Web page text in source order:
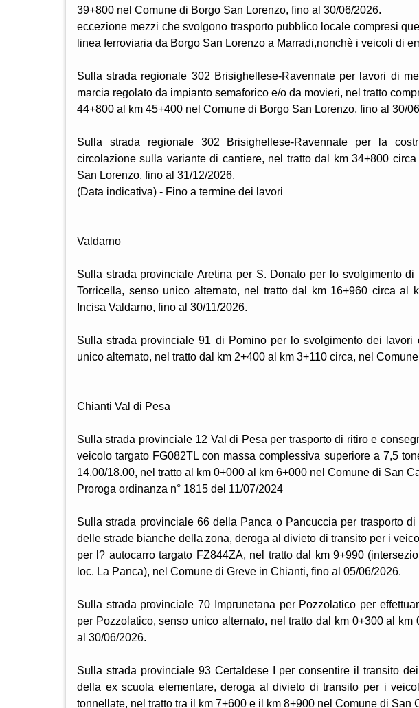
39+800 nel Comune di Borgo San Lorenzo, fino al 30/06/2026.
eccezione mezzi che svolgono trasporto pubblico locale compresi
linea ferroviaria da Borgo San Lorenzo a Marradi,nonchè i veicoli di
Sulla strada regionale 302 Brisighellese-Ravennate per lavori di
marcia regolato da impianto semaforico e/o da movieri, nel tratto
44+800 al km 45+400 nel Comune di Borgo San Lorenzo, fino al 30/
Sulla strada regionale 302 Brisighellese-Ravennate per la
circolazione sulla variante di cantiere, nel tratto dal km 34+800
San Lorenzo, fino al 31/12/2026.
(Data indicativa) - Fino a termine dei lavori
Valdarno
Sulla strada provinciale Aretina per S. Donato per lo svolgimento
Torricella, senso unico alternato, nel tratto dal km 16+960 circa al
Incisa Valdarno, fino al 30/11/2026.
Sulla strada provinciale 91 di Pomino per lo svolgimento dei lavori
unico alternato, nel tratto dal km 2+400 al km 3+110 circa, nel
Chianti Val di Pesa
Sulla strada provinciale 12 Val di Pesa per trasporto di ritiro e
veicolo targato FG082TL con massa complessiva superiore a 7,5
14.00/18.00, nel tratto al km 0+000 al km 6+000 nel Comune di San
Proroga ordinanza n° 1815 del 11/07/2024
Sulla strada provinciale 66 della Panca o Pancuccia per trasporto
delle strade bianche della zona, deroga al divieto di transito per i
per l? autocarro targato FZ844ZA, nel tratto dal km 9+990
loc. La Panca), nel Comune di Greve in Chianti, fino al 05/06/2026.
Sulla strada provinciale 70 Imprunetana per Pozzolatico per
per Pozzolatico, senso unico alternato, nel tratto dal km 0+300 al
al 30/06/2026.
Sulla strada provinciale 93 Certaldese I per consentire il transito
della ex scuola elementare, deroga al divieto di transito per i
tonnellate, nel tratto tra il km 7+600 e il km 8+900 nel Comune di San